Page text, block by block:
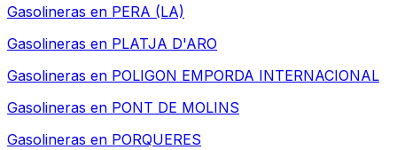
Gasolineras en PERA (LA)
Gasolineras en PLATJA D'ARO
Gasolineras en POLIGON EMPORDA INTERNACIONAL
Gasolineras en PONT DE MOLINS
Gasolineras en PORQUERES